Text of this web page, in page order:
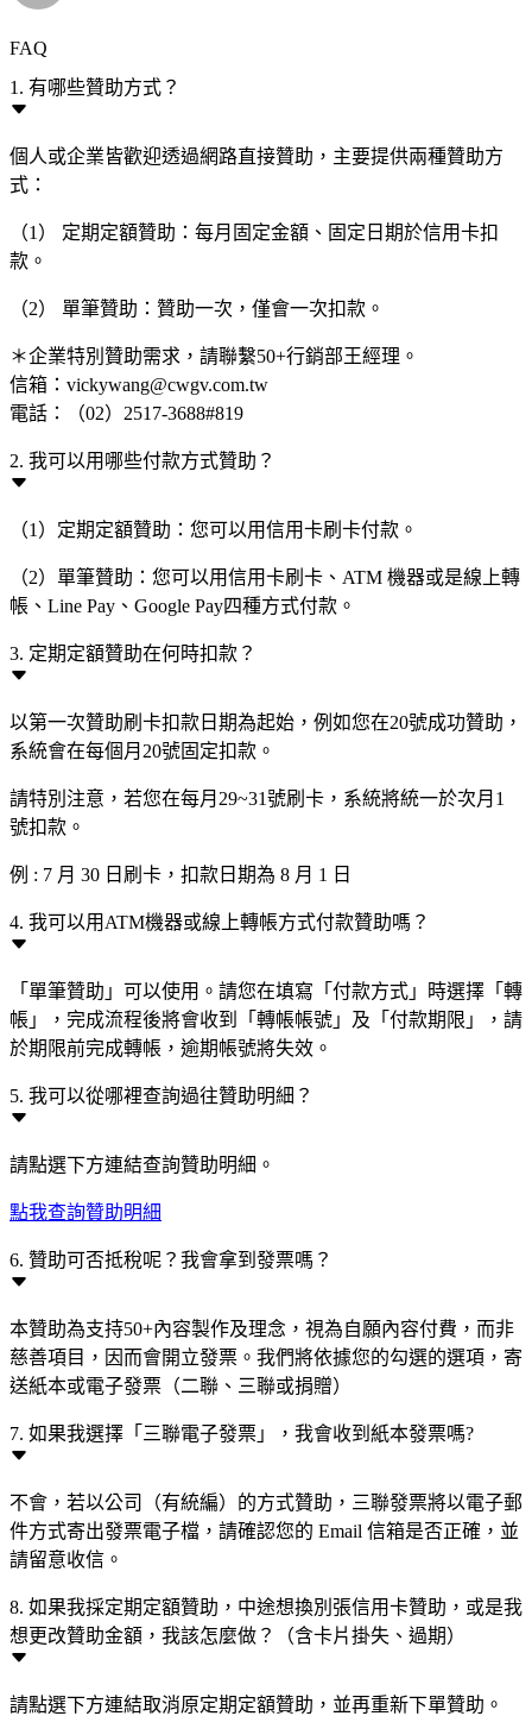
FAQ
1. 有哪些贊助方式？
個人或企業皆歡迎透過網路直接贊助，主要提供兩種贊助方
式：
（1） 定期定額贊助：每月固定金額、固定日期於信用卡扣
款。
（2） 單筆贊助：贊助一次，僅會一次扣款。
＊企業特別贊助需求，請聯繫50+行銷部王經理。
信箱：vickywang@cwgv.com.tw
電話：（02）2517-3688#819
2. 我可以用哪些付款方式贊助？
（1）定期定額贊助：您可以用信用卡刷卡付款。
（2）單筆贊助：您可以用信用卡刷卡、ATM 機器或是線上轉
帳、Line Pay、Google Pay四種方式付款。
3. 定期定額贊助在何時扣款？
以第一次贊助刷卡扣款日期為起始，例如您在20號成功贊助，
系統會在每個月20號固定扣款。
請特別注意，若您在每月29~31號刷卡，系統將統一於次月1
號扣款。
例 : 7 月 30 日刷卡，扣款日期為 8 月 1 日
4. 我可以用ATM機器或線上轉帳方式付款贊助嗎？
「單筆贊助」可以使用。請您在填寫「付款方式」時選擇「轉
帳」，完成流程後將會收到「轉帳帳號」及「付款期限」，請
於期限前完成轉帳，逾期帳號將失效。
5. 我可以從哪裡查詢過往贊助明細？
請點選下方連結查詢贊助明細。
點我查詢贊助明細
6. 贊助可否抵稅呢？我會拿到發票嗎？
本贊助為支持50+內容製作及理念，視為自願內容付費，而非
慈善項目，因而會開立發票。我們將依據您的勾選的選項，寄
送紙本或電子發票（二聯、三聯或捐贈）
7. 如果我選擇「三聯電子發票」，我會收到紙本發票嗎?
不會，若以公司（有統編）的方式贊助，三聯發票將以電子郵
件方式寄出發票電子檔，請確認您的 Email 信箱是否正確，並
請留意收信。
8. 如果我採定期定額贊助，中途想換別張信用卡贊助，或是我
想更改贊助金額，我該怎麼做？（含卡片掛失、過期）
請點選下方連結取消原定期定額贊助，並再重新下單贊助。